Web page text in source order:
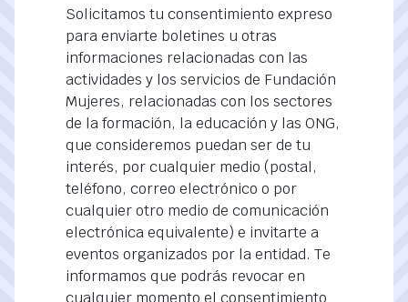
Solicitamos tu consentimiento expreso
para enviarte boletines u otras
informaciones relacionadas con las
actividades y los servicios de Fundación
Mujeres, relacionadas con los sectores
de la formación, la educación y las ONG,
que consideremos puedan ser de tu
interés, por cualquier medio (postal,
teléfono, correo electrónico o por
cualquier otro medio de comunicación
electrónica equivalente) e invitarte a
eventos organizados por la entidad. Te
informamos que podrás revocar en
cualquier momento el consentimiento